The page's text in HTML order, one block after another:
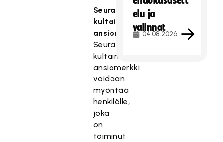
Seuratoiminnan
kultainen
ansiomerkki
Seuratoiminnan
kultainen
ansiomerkki
voidaan
myöntää
henkilölle,
joka
on
toiminut
elu ja
valinnat
04.08.2026